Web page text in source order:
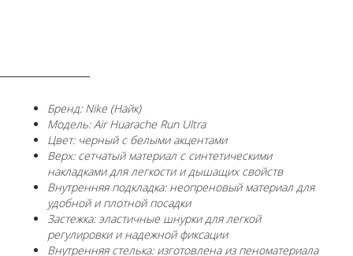
Бренд: Nike (Найк)
Модель: Air Huarache Run Ultra
Цвет: черный с белыми акцентами
Верх: сетчатый материал с синтетическими
накладками для легкости и дышащих свойств
Внутренняя подкладка: неопреновый материал для
удобной и плотной посадки
Застежка: эластичные шнурки для легкой
регулировки и надежной фиксации
Внутренняя стелька: изготовлена из пеноматериала